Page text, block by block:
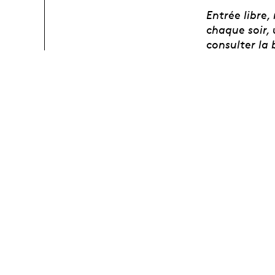
Entrée
chaque soir,
consulter la